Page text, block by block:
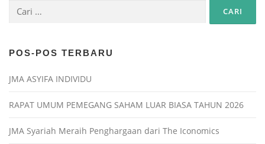
POS-POS TERBARU
JMA ASYIFA INDIVIDU
RAPAT UMUM PEMEGANG SAHAM LUAR BIASA TAHUN 2026
JMA Syariah Meraih Penghargaan dari The Iconomics